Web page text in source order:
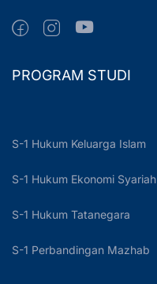
PROGRAM STUDI
S-1 Hukum Keluarga Islam
S-1 Hukum Ekonomi Syariah
S-1 Hukum Tatanegara
S-1 Perbandingan Mazhab